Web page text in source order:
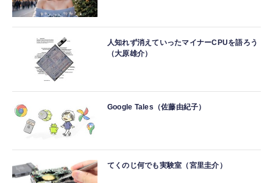
人知れず消えていったマイナーCPUを語ろう
（大原雄介）
Google Tales（佐藤由紀子）
てくのじ何でも実験室（宮里圭介）